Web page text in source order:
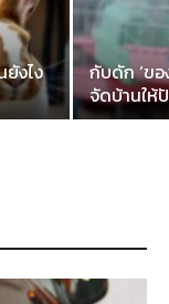
งไง
กับดัก ‘ขอ
จัดบ้านให้